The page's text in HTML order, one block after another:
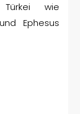
wie
Ephesus